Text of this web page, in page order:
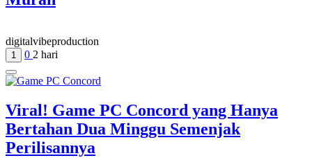
digitalvibeproduction
1 0 2 hari
Viral! Game PC Concord yang Hanya
Bertahan Dua Minggu Semenjak
Perilisannya